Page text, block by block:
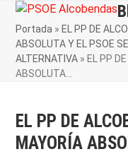
Skip
content
Open
mobile
menu
Close
mobile
menu
Portada » EL PP DE
ABSOLUTA Y EL PSOE
ALTERNATIVA » EL PP
ABSOLUTA…
EL PP DE
MAYORÍA